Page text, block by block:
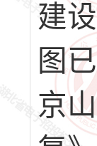
建
图
京